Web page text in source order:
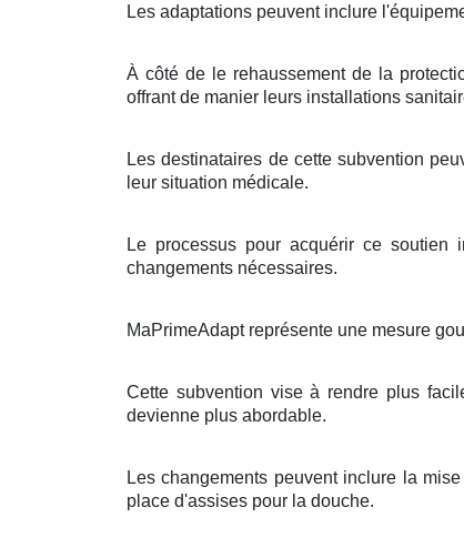
Les adaptations peuvent inclure
À côté de le rehaussement de la
offrant de manier leurs installations
Les destinataires de cette subvention
leur situation médicale.
Le processus pour acquérir ce soutien
changements nécessaires.
MaPrimeAdapt représente une mesure
Cette subvention vise à rendre plus
devienne plus abordable.
Les changements peuvent inclure la
place d'assises pour la douche.